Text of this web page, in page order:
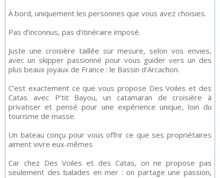
À bord, uniquement les personnes que vous avez choisies.
Pas d’inconnus, pas d’itinéraire imposé.
Juste une croisière taillée sur mesure, selon vos envies,
avec un skipper passionné pour vous guider vers un des
plus beaux joyaux de France : le Bassin d’Arcachon.
C’est exactement ce que vous propose Des Voiles et des
Catas avec P’tit Bayou, un catamaran de croisière à
privatiser et pensé pour une expérience unique, loin du
tourisme de masse.
Un bateau conçu pour vous offrir ce que ses propriétaires
aiment vivre eux-mêmes
Car chez Des Voiles et des Catas, on ne propose pas
seulement des balades en mer : on partage une passion,